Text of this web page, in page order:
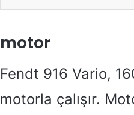
motor
Fendt 916 Vario,
motorla çalışır.